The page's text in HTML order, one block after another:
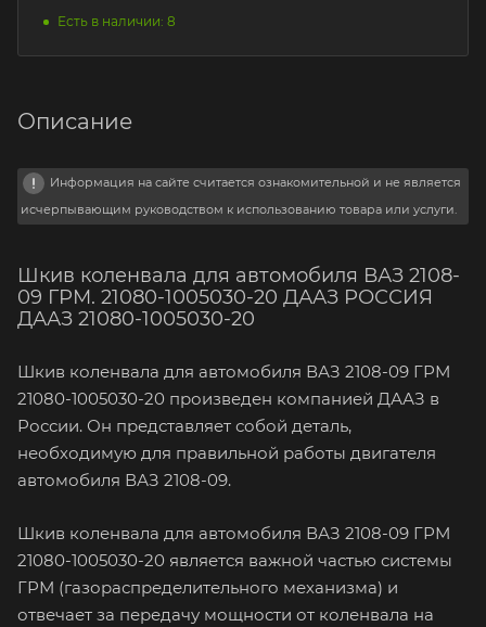
Есть в наличии: 8
Описание
Информация на сайте считается ознакомительной и не является
исчерпывающим руководством к использованию товара или услуги.
Шкив коленвала для автомобиля ВАЗ 2108-
09 ГРМ. 21080-1005030-20 ДААЗ РОССИЯ
ДААЗ 21080-1005030-20
Шкив коленвала для автомобиля ВАЗ 2108-09 ГРМ
21080-1005030-20 произведен компанией ДААЗ в
России. Он представляет собой деталь,
необходимую для правильной работы двигателя
автомобиля ВАЗ 2108-09.
Шкив коленвала для автомобиля ВАЗ 2108-09 ГРМ
21080-1005030-20 является важной частью системы
ГРМ (газораспределительного механизма) и
отвечает за передачу мощности от коленвала на